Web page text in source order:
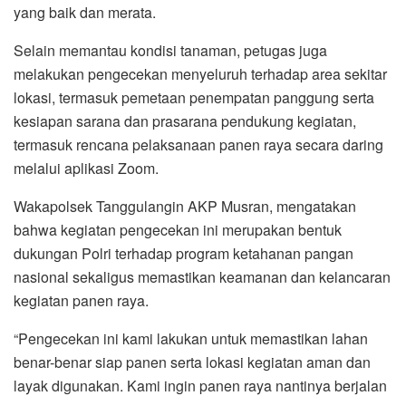
yang baik dan merata.
Selain memantau kondisi tanaman, petugas juga
melakukan pengecekan menyeluruh terhadap area sekitar
lokasi, termasuk pemetaan penempatan panggung serta
kesiapan sarana dan prasarana pendukung kegiatan,
termasuk rencana pelaksanaan panen raya secara daring
melalui aplikasi Zoom.
Wakapolsek Tanggulangin AKP Musran, mengatakan
bahwa kegiatan pengecekan ini merupakan bentuk
dukungan Polri terhadap program ketahanan pangan
nasional sekaligus memastikan keamanan dan kelancaran
kegiatan panen raya.
“Pengecekan ini kami lakukan untuk memastikan lahan
benar-benar siap panen serta lokasi kegiatan aman dan
layak digunakan. Kami ingin panen raya nantinya berjalan